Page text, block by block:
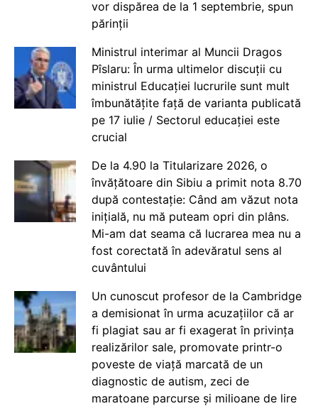
vor dispărea de la 1 septembrie, spun
părinții
Ministrul interimar al Muncii Dragos
Pîslaru: În urma ultimelor discuții cu
ministrul Educației lucrurile sunt mult
îmbunătățite față de varianta publicată
pe 17 iulie / Sectorul educației este
crucial
De la 4.90 la Titularizare 2026, o
învățătoare din Sibiu a primit nota 8.70
după contestație: Când am văzut nota
inițială, nu mă puteam opri din plâns.
Mi-am dat seama că lucrarea mea nu a
fost corectată în adevăratul sens al
cuvântului
Un cunoscut profesor de la Cambridge
a demisionat în urma acuzațiilor că ar
fi plagiat sau ar fi exagerat în privința
realizărilor sale, promovate printr-o
poveste de viață marcată de un
diagnostic de autism, zeci de
maratoane parcurse și milioane de lire